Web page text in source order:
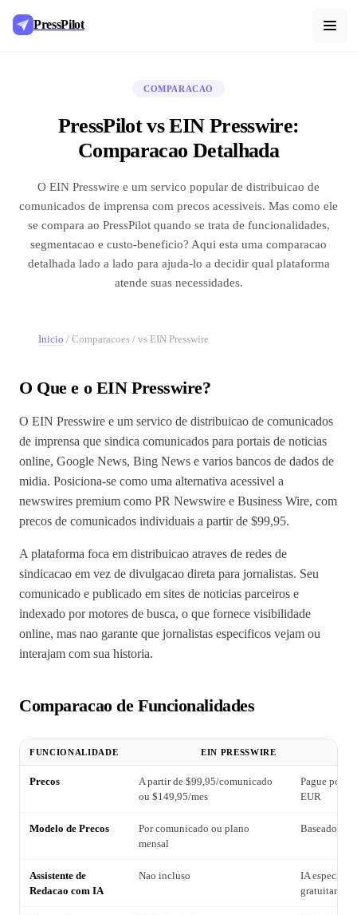
PressPilot
COMPARACAO
PressPilot vs EIN Presswire:
Comparacao Detalhada
O EIN Presswire e um servico popular de distribuicao de
comunicados de imprensa com precos acessiveis. Mas como ele
se compara ao PressPilot quando se trata de funcionalidades,
segmentacao e custo-beneficio? Aqui esta uma comparacao
detalhada lado a lado para ajuda-lo a decidir qual plataforma
atende suas necessidades.
Inicio / Comparacoes / vs EIN Presswire
O Que e o EIN Presswire?
O EIN Presswire e um servico de distribuicao de comunicados
de imprensa que sindica comunicados para portais de noticias
online, Google News, Bing News e varios bancos de dados de
midia. Posiciona-se como uma alternativa acessivel a
newswires premium como PR Newswire e Business Wire, com
precos de comunicados individuais a partir de $99,95.
A plataforma foca em distribuicao atraves de redes de
sindicacao em vez de divulgacao direta para jornalistas. Seu
comunicado e publicado em sites de noticias parceiros e
indexado por motores de busca, o que fornece visibilidade
online, mas nao garante que jornalistas especificos vejam ou
interajam com sua historia.
Comparacao de Funcionalidades
FUNCIONALIDADE EIN PRESSWIRE
Precos
A partir de $99,95/comunicado
ou $149,95/mes
Pague por
EUR
Modelo de Precos
Por comunicado ou plano
mensal
Baseado
Assistente de
Redacao com IA
Nao incluso
IA